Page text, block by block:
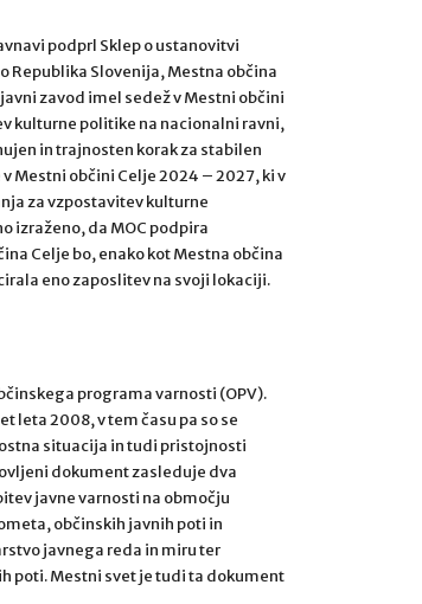
podprl Sklep o ustanovitvi
Republika Slovenija, Mestna občina
zavod imel sedež v Mestni občini
kulturne politike na nacionalni ravni,
in trajnosten korak za stabilen
Mestni občini Celje 2024 – 2027, ki v
za vzpostavitev kulturne
izraženo, da MOC podpira
Celje bo, enako kot Mestna občina
eno zaposlitev na svoji lokaciji.
programa varnosti (OPV).
leta 2008, v tem času pa so se
situacija in tudi pristojnosti
dokument zasleduje dva
javne varnosti na območju
občinskih javnih poti in
javnega reda in miru ter
poti. Mestni svet je tudi ta dokument